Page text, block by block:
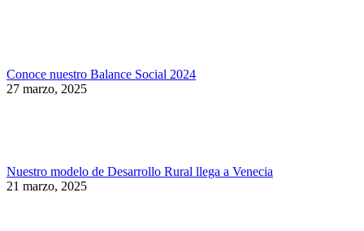
Conoce nuestro Balance Social 2024
27 marzo, 2025
Nuestro modelo de Desarrollo Rural llega a Venecia
21 marzo, 2025